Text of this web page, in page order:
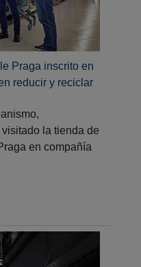
Praga inscrito en
reducir y reciclar
la tienda de
en compañía